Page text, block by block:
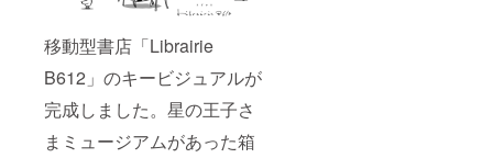
移動型書店「Librairie
B612」のキービジュアルが
完成しました。星の王子さ
まミュージアムがあった箱